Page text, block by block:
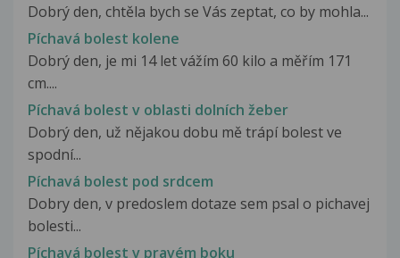
Dobrý den, chtěla bych se Vás zeptat, co by mohla...
Píchavá bolest kolene
Dobrý den, je mi 14 let vážím 60 kilo a měřím 171
cm....
Píchavá bolest v oblasti dolních žeber
Dobrý den, už nějakou dobu mě trápí bolest ve
spodní...
Píchavá bolest pod srdcem
Dobry den, v predoslem dotaze sem psal o pichavej
bolesti...
Píchavá bolest v pravém boku